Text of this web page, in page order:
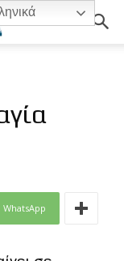
WhatsApp